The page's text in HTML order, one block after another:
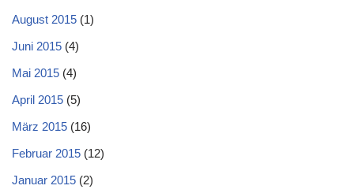
August 2015 (1)
Juni 2015 (4)
Mai 2015 (4)
April 2015 (5)
März 2015 (16)
Februar 2015 (12)
Januar 2015 (2)